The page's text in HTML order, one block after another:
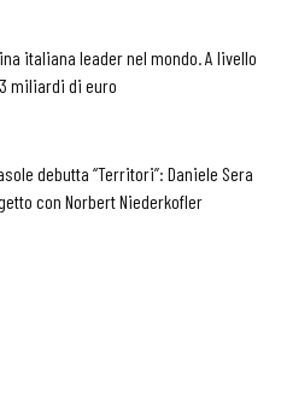
italiana leader nel mondo. A livello
miliardi di euro
debutta “Territori”: Daniele Sera
con Norbert Niederkofler